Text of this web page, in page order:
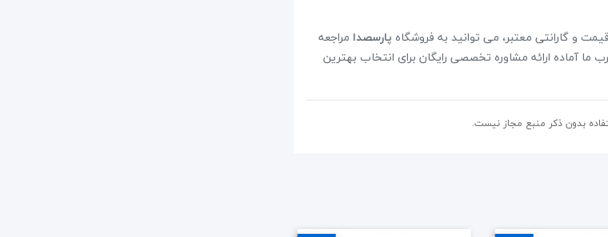
و گارانتی معتبر، می توانید به فروشگاه پارسصدا مراجعه
ما آماده ارائه مشاوره تخصصی رایگان برای انتخاب بهترین
بدون ذکر منبع مجاز نیست.